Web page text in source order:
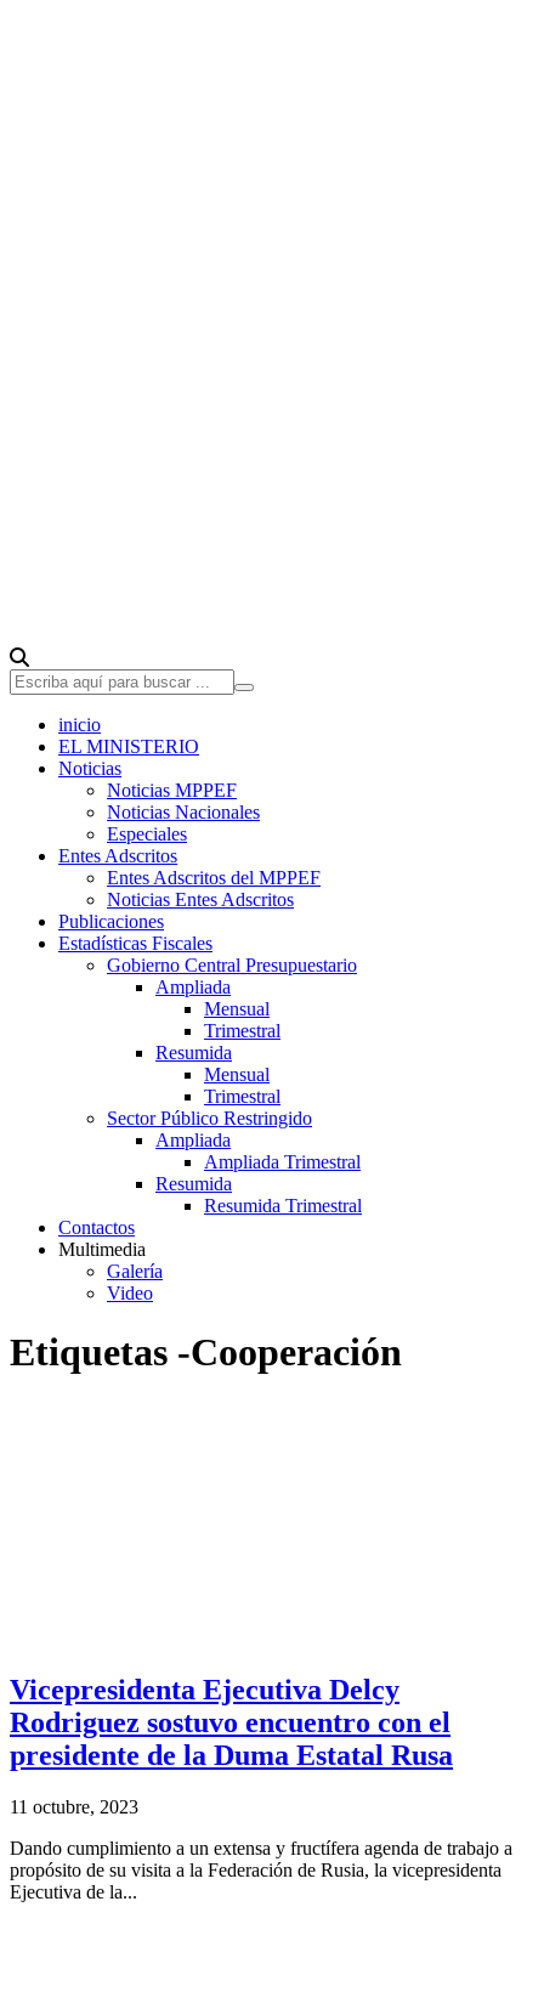
inicio
EL MINISTERIO
Noticias
Noticias MPPEF
Noticias Nacionales
Especiales
Entes Adscritos
Entes Adscritos del MPPEF
Noticias Entes Adscritos
Publicaciones
Estadísticas Fiscales
Gobierno Central Presupuestario
Ampliada
Mensual
Trimestral
Resumida
Mensual
Trimestral
Sector Público Restringido
Ampliada
Ampliada Trimestral
Resumida
Resumida Trimestral
Contactos
Multimedia
Galería
Video
Etiquetas -Cooperación
Vicepresidenta Ejecutiva Delcy
Rodriguez sostuvo encuentro con el
presidente de la Duma Estatal Rusa
11 octubre, 2023
Dando cumplimiento a un extensa y fructífera agenda de trabajo a
propósito de su visita a la Federación de Rusia, la vicepresidenta
Ejecutiva de la...